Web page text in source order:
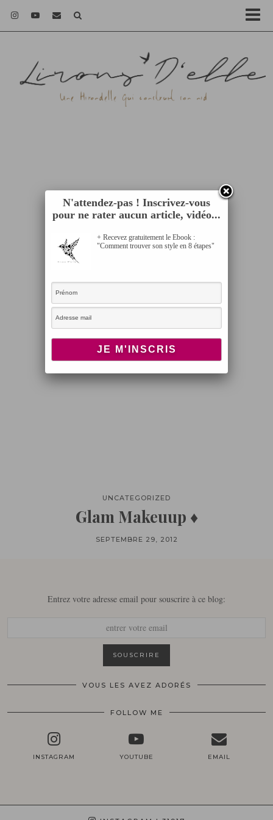
UNCATEGORIZED
Glam Makeuup ♦
SEPTEMBRE 29, 2012
Entrez votre adresse email pour souscrire à ce blog:
VOUS LES AVEZ ADORÉS
FOLLOW ME
INSTAGRAM YOUTUBE EMAIL
N'attendez-pas ! Inscrivez-vous
pour ne rater aucun article, vidéo...
+ Recevez gratuitement le Ebook :
"Comment trouver son style en 8 étapes"